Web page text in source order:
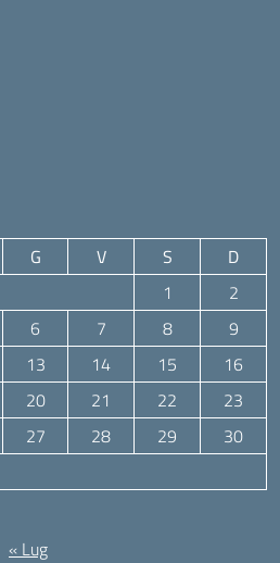
G V S
D
1
2
6 7 8
9
13 14 15
16
20 21 22
23
27 28 29
30
« Lug